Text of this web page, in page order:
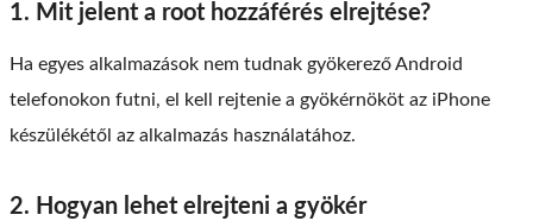
1. Mit jelent a root hozzáférés elrejtése?
Ha egyes alkalmazások nem tudnak gyökerező Android
telefonokon futni, el kell rejtenie a gyökérnököt az iPhone
készülékétől az alkalmazás használatához.
2. Hogyan lehet elrejteni a gyökér